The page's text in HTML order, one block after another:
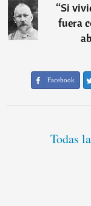
“Si
fuera
Facebook
Todas